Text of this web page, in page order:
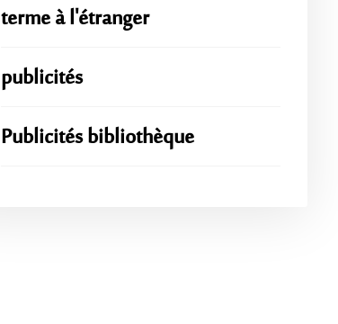
terme à l'étranger
publicités
Publicités bibliothèque